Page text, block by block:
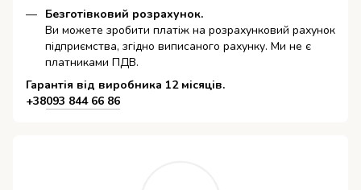
Безготівковий розрахунок.
Ви можете зробити платіж на розрахунковий рахунок
підприємства, згідно виписаного рахунку. Ми не є
платниками ПДВ.
Гарантія від виробника 12 місяців.
+38093 844 66 86